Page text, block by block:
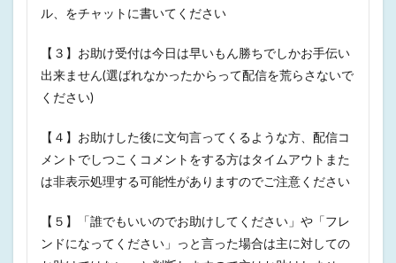
ル、をチャットに書いてください
【３】お助け受付は今日は早いもん勝ちでしかお手伝い
出来ません(選ばれなかったからって配信を荒らさないで
ください)
【４】お助けした後に文句言ってくるような方、配信コ
メントでしつこくコメントをする方はタイムアウトまた
は非表示処理する可能性がありますのでご注意ください
【５】「誰でもいいのでお助けしてください」や「フレ
ンドになってください」っと言った場合は主に対しての